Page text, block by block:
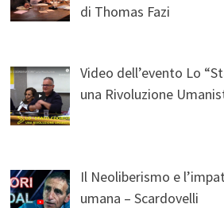
di Thomas Fazi
Video dell’evento Lo
una Rivoluzione
Il Neoliberismo e
umana – Scardovelli